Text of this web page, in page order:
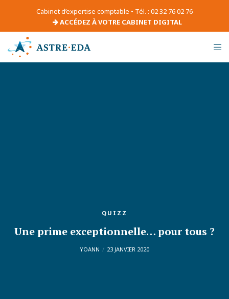
Cabinet d’expertise comptable • Tél. : 02 32 76 02 76
ACCÉDEZ À VOTRE CABINET DIGITAL
QUIZZ
Une prime exceptionnelle… pour tous ?
YOANN 23 JANVIER 2020